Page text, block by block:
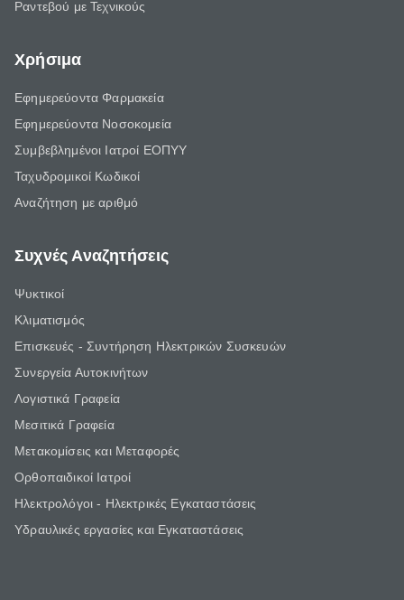
Ραντεβού με Τεχνικούς
Χρήσιμα
Εφημερεύοντα Φαρμακεία
Εφημερεύοντα Νοσοκομεία
Συμβεβλημένοι Ιατροί ΕΟΠΥΥ
Ταχυδρομικοί Κωδικοί
Αναζήτηση με αριθμό
Συχνές Αναζητήσεις
Ψυκτικοί
Κλιματισμός
Επισκευές - Συντήρηση Ηλεκτρικών Συσκευών
Συνεργεία Αυτοκινήτων
Λογιστικά Γραφεία
Μεσιτικά Γραφεία
Μετακομίσεις και Μεταφορές
Ορθοπαιδικοί Ιατροί
Ηλεκτρολόγοι - Ηλεκτρικές Εγκαταστάσεις
Υδραυλικές εργασίες και Εγκαταστάσεις